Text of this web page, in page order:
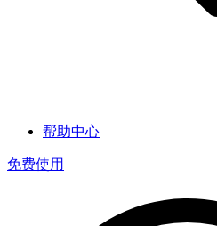
帮助中心
免费使用